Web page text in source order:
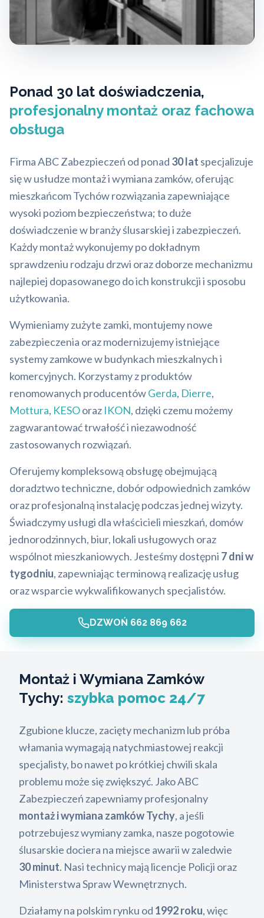
Ponad 30 lat doświadczenia,
profesjonalny montaż oraz fachowa
obsługa
Firma ABC Zabezpieczeń od ponad 30 lat specjalizuje
się w usłudze montaż i wymiana zamków, oferując
mieszkańcom Tychów rozwiązania zapewniające
wysoki poziom bezpieczeństwa; to duże
doświadczenie w branży ślusarskiej i zabezpieczeń.
Każdy montaż wykonujemy po dokładnym
sprawdzeniu rodzaju drzwi oraz doborze mechanizmu
najlepiej dopasowanego do ich konstrukcji i sposobu
użytkowania.
Wymieniamy zużyte zamki, montujemy nowe
zabezpieczenia oraz modernizujemy istniejące
systemy zamkowe w budynkach mieszkalnych i
komercyjnych. Korzystamy z produktów
renomowanych producentówGerda, Dierre,
Mottura, KESOoraz IKON, dzięki czemu możemy
zagwarantować trwałość i niezawodność
zastosowanych rozwiązań.
Oferujemy kompleksową obsługę obejmującą
doradztwo techniczne, dobór odpowiednich zamków
oraz profesjonalną instalację podczas jednej wizyty.
Świadczymy usługi dla właścicieli mieszkań, domów
jednorodzinnych, biur, lokali usługowych oraz
wspólnot mieszkaniowych. Jesteśmy dostępni 7 dni w
tygodniu, zapewniając terminową realizację usług
oraz wsparcie wykwalifikowanych specjalistów.
DZWOŃ 662 869 662
Montaż i Wymiana Zamków
Tychy: szybka pomoc 24/7
Zgubione klucze, zacięty mechanizm lub próba
włamania wymagają natychmiastowej reakcji
specjalisty, bo nawet po krótkiej chwili skala
problemu może się zwiększyć. Jako ABC
Zabezpieczeń zapewniamy profesjonalny
montaż i wymiana zamków Tychy, a jeśli
potrzebujesz wymiany zamka, nasze pogotowie
ślusarskie dociera na miejsce awarii w zaledwie
30 minut. Nasi technicy mają licencje Policji oraz
Ministerstwa Spraw Wewnętrznych.
Działamy na polskim rynku od 1992 roku, więc